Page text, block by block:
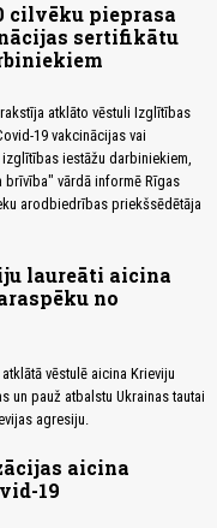
cilvēku pieprasa
sertifikātu
atklāto vēstuli Izglītības
19 vakcinācijas vai
iestāžu darbiniekiem,
vārdā informē Rīgas
arodbiedrības priekšsēdētāja
laureāti aicina
no
vēstulē aicina Krieviju
un pauž atbalstu Ukrainas tautai
agresiju.
aicina
19